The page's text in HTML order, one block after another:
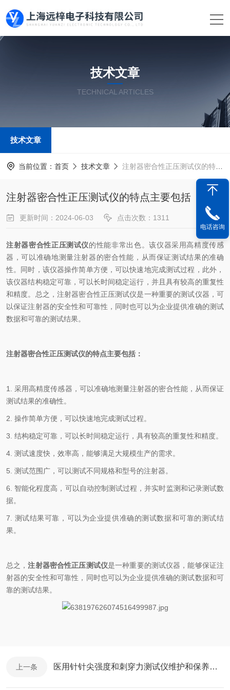
技术文章
TECHNICAL ARTICLES
技术文章
当前位置： 首页 技术文章 注射器密合性正压测试仪的特点主要包括
注射器密合性正压测试仪的特点主要包括
更新时间：2024-06-03 点击次数：1311
注射器密合性正压测试仪的性能非常出色。该仪器采用高精度传感
器，可以准确地测量注射器的密合性能，从而保证测试结果的准确
性。同时，该仪器操作简单方便，可以快速地完成测试过程，此外，
该仪器结构稳定可靠，可以长时间稳定运行，并且具有较高的重复性
和精度。总之，注射器密合性正压测试仪是一种重要的测试仪器，可
以保证注射器的安全性和可靠性，同时也可以为企业提供准确的测试
数据和可靠的测试结果。
注射器密合性正压测试仪的特点主要包括：
1.采用高精度传感器，可以准确地测量注射器的密合性能，从而保证
测试结果的准确性。
2. 操作简单方便，可以快速地完成测试过程。
3. 结构稳定可靠，可以长时间稳定运行，具有较高的重复性和精度。
4. 测试速度快，效率高，能够满足大规模生产的需求。
5. 测试范围广，可以测试不同规格和型号的注射器。
6. 智能化程度高，可以自动控制测试过程，并实时监测和记录测试数
据。
7. 测试结果可靠，可以为企业提供准确的测试数据和可靠的测试结
果。
总之，注射器密合性正压测试仪是一种重要的测试仪器，能够保证注
射器的安全性和可靠性，同时也可以为企业提供准确的测试数据和可
靠的测试结果。
上一条 医用针针尖强度和刺穿力测试仪维护和保养方法
电话咨询